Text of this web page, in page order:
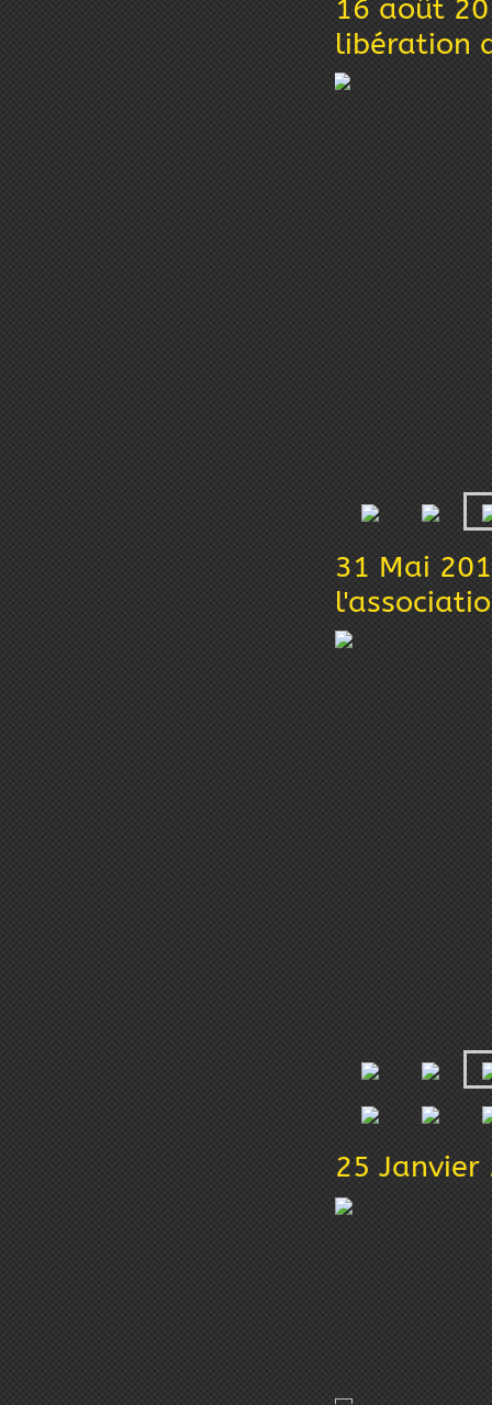
16 août
libération
31 Mai
25 Janvier